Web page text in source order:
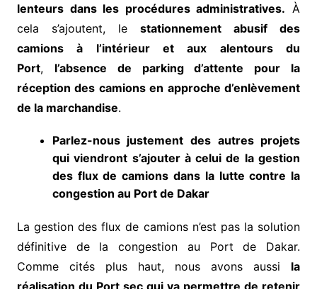
lenteurs dans les procédures administratives. À
cela s’ajoutent, le stationnement abusif des
camions à l’intérieur et aux alentours du
Port, l’absence de parking d’attente pour la
réception des camions en approche d’enlèvement
de la marchandise.
Parlez-nous justement des autres projets
qui viendront s’ajouter à celui de la gestion
des flux de camions dans la lutte contre la
congestion au Port de Dakar
La gestion des flux de camions n’est pas la solution
définitive de la congestion au Port de Dakar.
Comme cités plus haut, nous avons aussi la
réalisation du Port sec qui va permettre de retenir